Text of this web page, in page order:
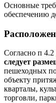
Основные
обеспечению
Согласно п 4.2
следует
пешеходных
объекту
кварталы,
торговли,